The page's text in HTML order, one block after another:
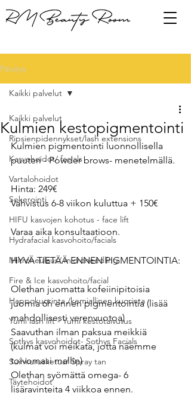
Päivitys
Kaikki palvelut
Ripsienpidennykset/lash extensions
Kasvohoidot/ facials
Vartalohoidot
Sokerointi
HIFU kasvojen kohotus - face lift
Hydrafacial kasvohoito/facials
Mikroneulaus/ microneedling
Fire & Ice kasvohoito/facial
Happokuorinta /kemiallinen kuorinta
Yumi lash lift - Yumi kestotaivutus
Sothys kasvohoidot- Sothys Facials
Suihkurusketus/ Spray tan
Täytehoidot
Kaikki palvelut
Kulmien kestopigmentointi
Kulmien pigmentointi luonnollisella
puuteri - Powder brows- menetelmällä.
Hinta: 249€
Vahvistus 6-8 viikon kuluttua + 150€
Varaa aika konsultaatioon.
HYVÄ TIETÄÄ ENNEN PIGMENTOINTIA:
Olethan juomatta kofeiinipitoisia
juomia 6h ennen pigmentointia (lisää
mahdollisesti verenvuotoa)
Saavuthan ilman paksua meikkiä
(kulmat voi meikata, jotta näemme
toivomasi mallin)
Olethan syömättä omega- 6
lisäravinteita 4 viikkoa ennen.